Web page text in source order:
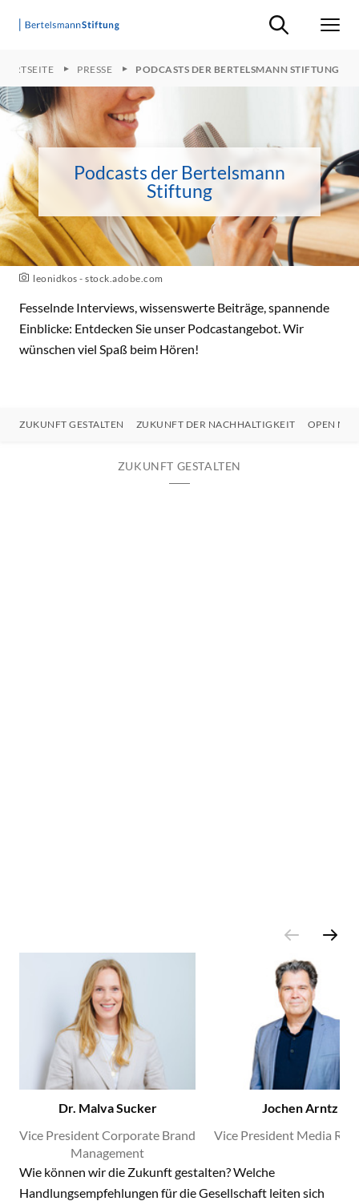
Suche ein-/
PRESSE PODCASTS DER BERTELSMANN STIFTUNG
leonidkos - stock.adobe.com
Podcasts der Bertelsmann
Stiftung
Fesselnde Interviews, wissenswerte Beiträge, spannende
Einblicke: Entdecken Sie unser Podcastangebot. Wir
wünschen viel Spaß beim Hören!
ZUKUNFT GESTALTEN ZUKUNFT DER NACHHALTIGKEIT OPEN
ZUKUNFT GESTALTEN
Dr. Malva Sucker
Vice President Corporate Brand
Management
Jochen Arntz
Vice President Media
Wie können wir die Zukunft gestalten? Welche
Handlungsempfehlungen für die Gesellschaft leiten sich